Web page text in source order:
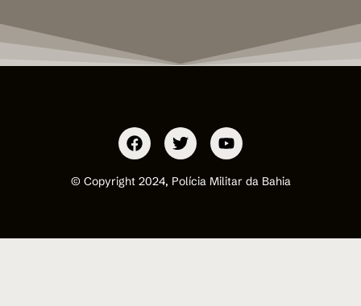
© Copyright 2024, Polícia Militar da Bahia